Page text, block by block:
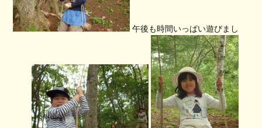
午後も時間いっぱい遊びまし